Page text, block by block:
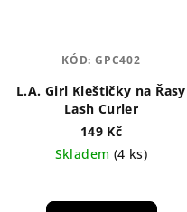
L.A. Girl Kleštičky na Řasy
Lash Curler
149 Kč
Skladem (4 ks)
KÓD:GPC402